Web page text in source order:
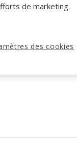
Code:
de marketing.
des cookies